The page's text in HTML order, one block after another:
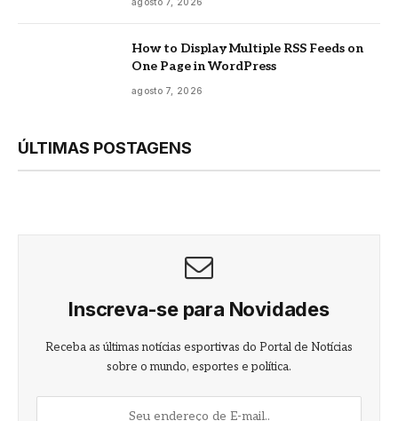
How to Display Multiple RSS Feeds on
One Page in WordPress
agosto 7, 2026
ÚLTIMAS POSTAGENS
Inscreva-se para Novidades
Receba as últimas notícias esportivas do Portal de Notícias
sobre o mundo, esportes e política.